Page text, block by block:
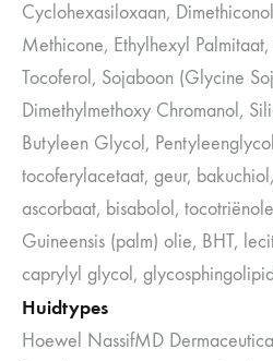
Cyclohexasiloxaan,
Methicone, Ethylhexyl
Tocoferol, Sojaboon (Glycine
Dimethylmethoxy Chromanol,
Butyleen Glycol,
tocoferylacetaat, geur,
ascorbaat, bisabolol,
Guineensis (palm) olie, BHT,
caprylyl glycol,
Huidtypes
Hoewel NassifMD